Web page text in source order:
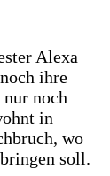
Alexa
ihre
noch
in
wo
soll.